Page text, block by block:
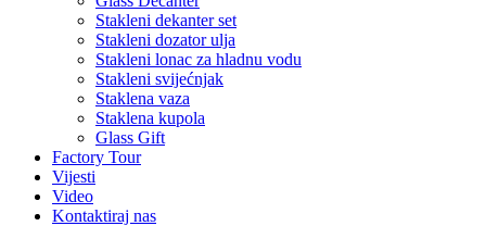
Stakleni dekanter set
Stakleni dozator ulja
Stakleni lonac za hladnu vodu
Stakleni svijećnjak
Staklena vaza
Staklena kupola
Glass Gift
Factory Tour
Vijesti
Video
Kontaktiraj nas